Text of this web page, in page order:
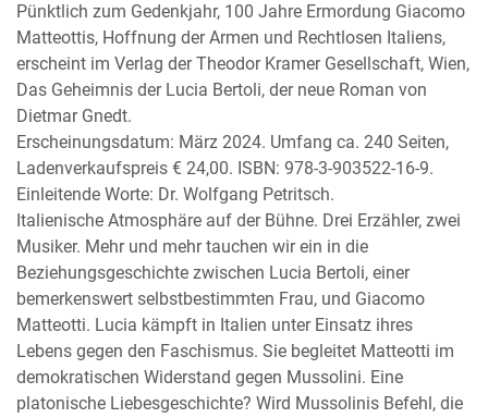
Pünktlich zum Gedenkjahr, 100 Jahre Ermordung Giacomo
Matteottis, Hoffnung der Armen und Rechtlosen Italiens,
erscheint im Verlag der Theodor Kramer Gesellschaft, Wien,
Das Geheimnis der Lucia Bertoli, der neue Roman von
Dietmar Gnedt.
Erscheinungsdatum: März 2024. Umfang ca. 240 Seiten,
Ladenverkaufspreis € 24,00. ISBN: 978-3-903522-16-9.
Einleitende Worte: Dr. Wolfgang Petritsch.
Italienische Atmosphäre auf der Bühne. Drei Erzähler, zwei
Musiker. Mehr und mehr tauchen wir ein in die
Beziehungsgeschichte zwischen Lucia Bertoli, einer
bemerkenswert selbstbestimmten Frau, und Giacomo
Matteotti. Lucia kämpft in Italien unter Einsatz ihres
Lebens gegen den Faschismus. Sie begleitet Matteotti im
demokratischen Widerstand gegen Mussolini. Eine
platonische Liebesgeschichte? Wird Mussolinis Befehl, die